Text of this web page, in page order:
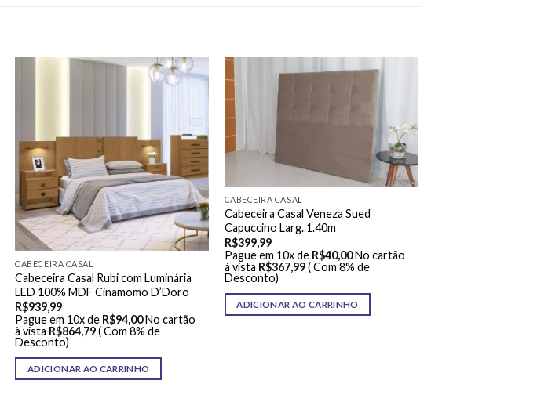
CABECEIRA CASAL
Cabeceira Casal Rubi com Luminária
LED 100% MDF Cinamomo D’Doro
R$939,99
Pague em 10x de R$94,00No cartão
à vista R$864,79( Com 8% de
Desconto)
ADICIONAR AO CARRINHO
CABECEIRA CASAL
Cabeceira Casal Veneza Sued
Capuccino Larg. 1.40m
R$399,99
Pague em 10x de R$40,00 No cartão
à vista R$367,99 ( Com 8% de
Desconto)
ADICIONAR AO CARRINHO